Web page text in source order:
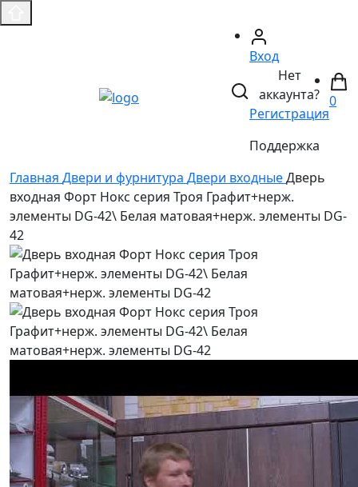
Вход
Нет
аккаунта?
Регистрация
Поддержка
0
Главная Двери и фурнитура Двери входныеДверь
входная Форт Нокс серия Троя Графит+нерж.
элементы DG-42\ Белая матовая+нерж. элементы DG-
42